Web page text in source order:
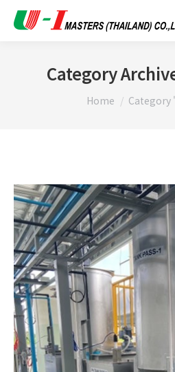
Category
You are here:
Home Category